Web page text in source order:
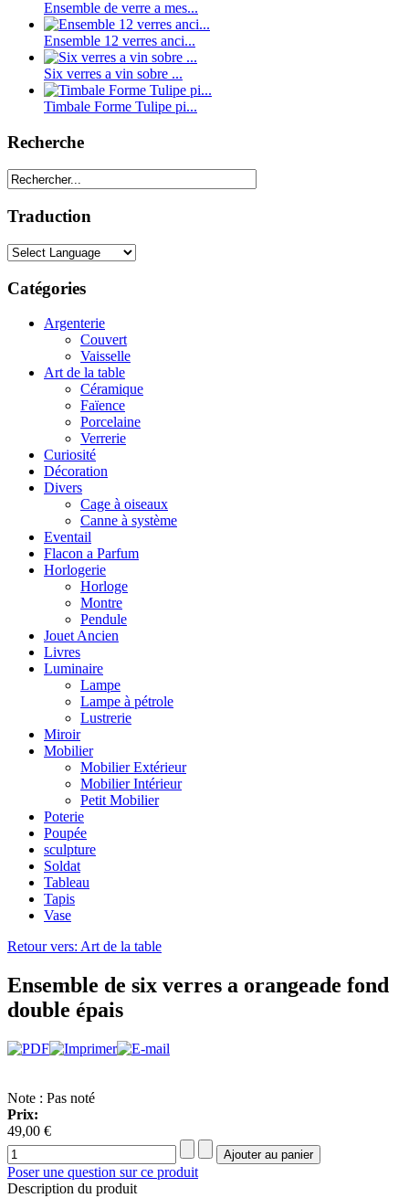
Ensemble de verre a mes...
Ensemble 12 verres anci...
Six verres a vin sobre ...
Timbale Forme Tulipe pi...
Recherche
Traduction
Catégories
Argenterie
Couvert
Vaisselle
Art de la table
Céramique
Faïence
Porcelaine
Verrerie
Curiosité
Décoration
Divers
Cage à oiseaux
Canne à système
Eventail
Flacon a Parfum
Horlogerie
Horloge
Montre
Pendule
Jouet Ancien
Livres
Luminaire
Lampe
Lampe à pétrole
Lustrerie
Miroir
Mobilier
Mobilier Extérieur
Mobilier Intérieur
Petit Mobilier
Poterie
Poupée
sculpture
Soldat
Tableau
Tapis
Vase
Retour vers: Art de la table
Ensemble de six verres a orangeade fond
double épais
Note : Pas noté
Prix:
49,00 €
Poser une question sur ce produit
Description du produit